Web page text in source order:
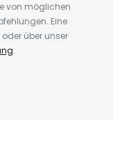
von möglichen
Eine
über unser
.